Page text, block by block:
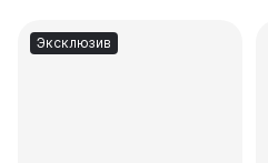
Эксклюзив